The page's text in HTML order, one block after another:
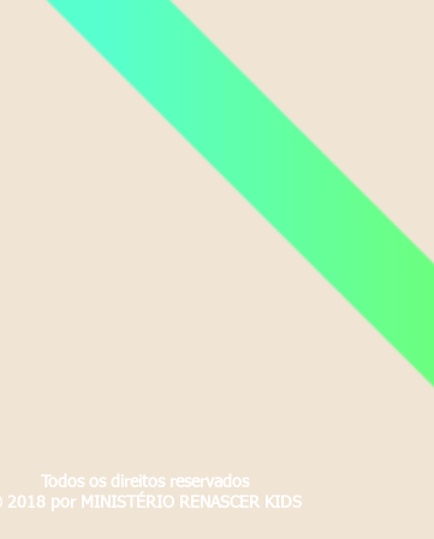
Todos os direitos reservados
por MINISTÉRIO RENASCER KIDS